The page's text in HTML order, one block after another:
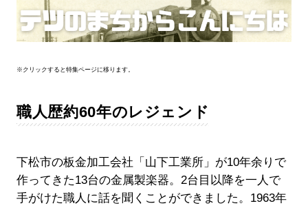
※クリックすると特集ページに移ります。
職人歴約60年のレジェンド
下松市の板金加工会社「山下工業所」が10年余りで
作ってきた13台の金属製楽器。2台目以降を一人で
手がけた職人に話を聞くことができました。1963年